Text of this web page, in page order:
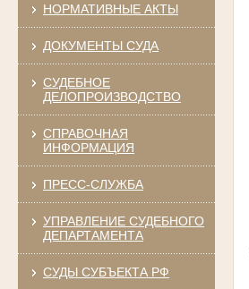
НОРМАТИВНЫЕ АКТЫ
ДОКУМЕНТЫ СУДА
СУДЕБНОЕ
ДЕЛОПРОИЗВОДСТВО
СПРАВОЧНАЯ
ИНФОРМАЦИЯ
ПРЕСС-СЛУЖБА
УПРАВЛЕНИЕ СУДЕБНОГО
ДЕПАРТАМЕНТА
СУДЫ СУБЪЕКТА РФ